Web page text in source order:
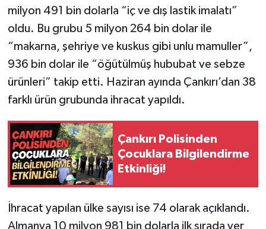
milyon 491 bin dolarla “iç ve dış lastik imalatı”
oldu. Bu grubu 5 milyon 264 bin dolar ile
“makarna, şehriye ve kuskus gibi unlu mamuller”,
936 bin dolar ile “öğütülmüş hububat ve sebze
ürünleri” takip etti. Haziran ayında Çankırı’dan 38
farklı ürün grubunda ihracat yapıldı.
Çankırı Polisinden
Çocuklara Bilgilendirme
Etkinliği!
İhracat yapılan ülke sayısı ise 74 olarak açıklandı.
Almanya 10 milyon 981 bin dolarla ilk sırada yer